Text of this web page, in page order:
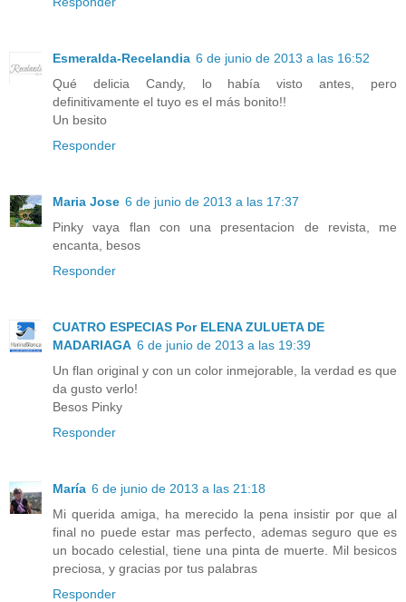
Esmeralda-Recelandia 6 de junio de 2013 a las 16:52
Qué delicia Candy, lo había visto antes, pero
definitivamente el tuyo es el más bonito!!
Un besito
Responder
Maria Jose 6 de junio de 2013 a las 17:37
Pinky vaya flan con una presentacion de revista, me
encanta, besos
Responder
CUATRO ESPECIAS Por ELENA ZULUETA DE
MADARIAGA 6 de junio de 2013 a las 19:39
Un flan original y con un color inmejorable, la verdad es que
da gusto verlo!
Besos Pinky
Responder
María 6 de junio de 2013 a las 21:18
Mi querida amiga, ha merecido la pena insistir por que al
final no puede estar mas perfecto, ademas seguro que es
un bocado celestial, tiene una pinta de muerte. Mil besicos
preciosa, y gracias por tus palabras
Responder